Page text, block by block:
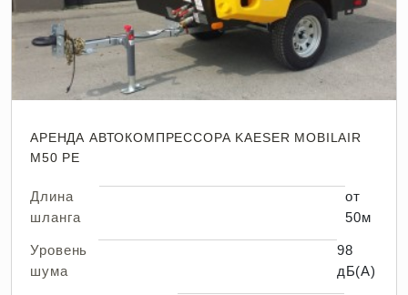
АРЕНДА АВТОКОМПРЕССОРА KAESER MOBILAIR
M50 PE
Длина
шланга
от
50м
Уровень
шума
98
дБ(А)